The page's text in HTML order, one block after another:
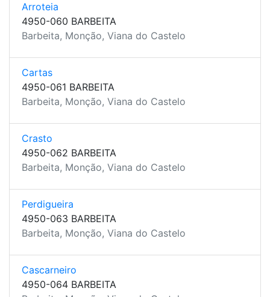
Arroteia
4950-060 BARBEITA
Barbeita, Monção, Viana do Castelo
Cartas
4950-061 BARBEITA
Barbeita, Monção, Viana do Castelo
Crasto
4950-062 BARBEITA
Barbeita, Monção, Viana do Castelo
Perdigueira
4950-063 BARBEITA
Barbeita, Monção, Viana do Castelo
Cascarneiro
4950-064 BARBEITA